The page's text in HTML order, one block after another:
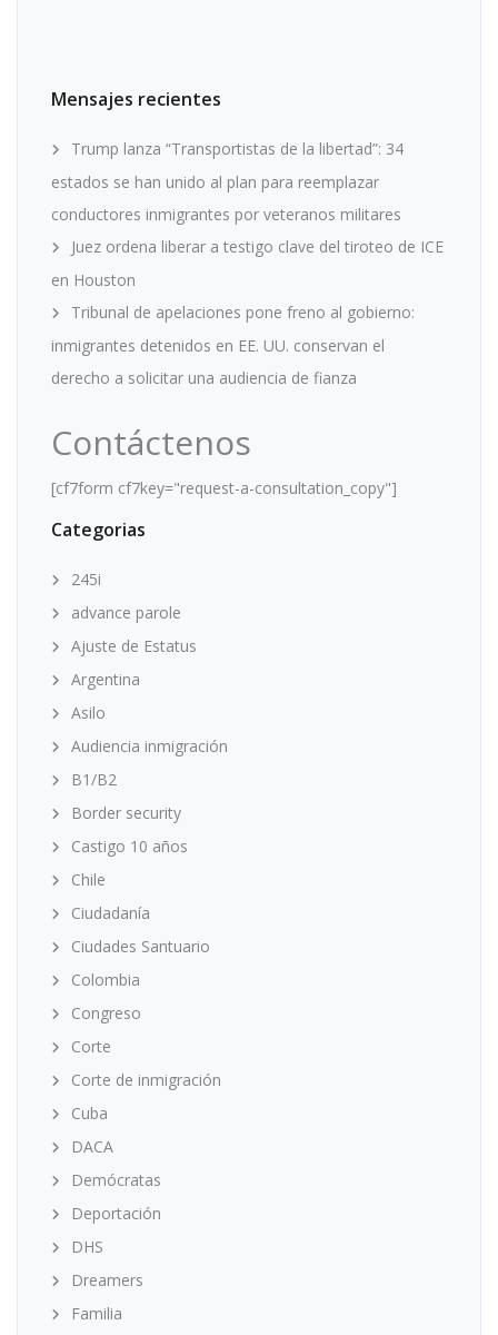
Mensajes recientes
Trump lanza “Transportistas de la libertad”: 34
estados se han unido al plan para reemplazar
conductores inmigrantes por veteranos militares
Juez ordena liberar a testigo clave del tiroteo de ICE
en Houston
Tribunal de apelaciones pone freno al gobierno:
inmigrantes detenidos en EE. UU. conservan el
derecho a solicitar una audiencia de fianza
Contáctenos
[cf7form cf7key="request-a-consultation_copy"]
Categorias
245i
advance parole
Ajuste de Estatus
Argentina
Asilo
Audiencia inmigración
B1/B2
Border security
Castigo 10 años
Chile
Ciudadanía
Ciudades Santuario
Colombia
Congreso
Corte
Corte de inmigración
Cuba
DACA
Demócratas
Deportación
DHS
Dreamers
Familia